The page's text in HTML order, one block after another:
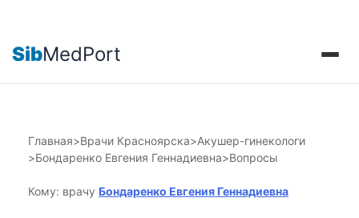
SibMedPort
Главная>Врачи Красноярска>Акушер-гинекологи
>Бондаренко Евгения Геннадиевна>Вопросы
Кому: врачу Бондаренко Евгения Геннадиевна